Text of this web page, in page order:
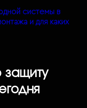
системы в
и для каких